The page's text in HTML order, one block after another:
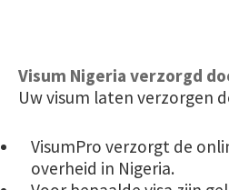
Visum Nigeria verzorgd
Uw visum laten verzorgen
VisumPro verzorgt de
overheid in Nigeria.